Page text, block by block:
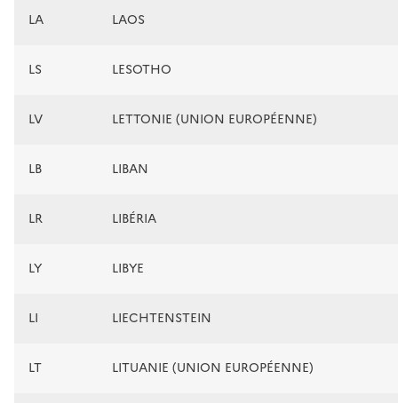
LA LAOS
LS LESOTHO
LV LETTONIE (UNION EUROPÉENNE)
LB LIBAN
LR LIBÉRIA
LY LIBYE
LI LIECHTENSTEIN
LT LITUANIE (UNION EUROPÉENNE)